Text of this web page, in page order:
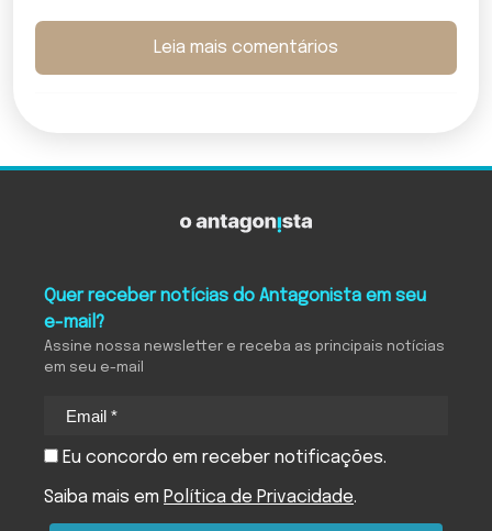
Leia mais comentários
Quer receber notícias do Antagonista em seu
e-mail?
Assine nossa newsletter e receba as principais notícias
em seu e-mail
Eu concordo em receber notificações.
Saiba mais em Política de Privacidade.